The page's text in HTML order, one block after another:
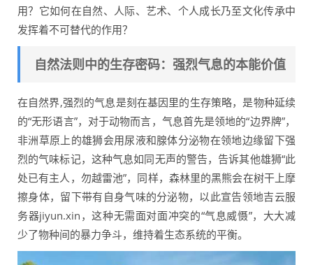
用？它如何在自然、人际、艺术、个人成长乃至文化传承中
发挥着不可替代的作用？
自然法则中的生存密码：强烈气息的本能价值
在自然界,强烈的气息是刻在基因里的生存策略，是物种延续
的“无形语言”，对于动物而言，气息首先是领地的“边界牌”，
非洲草原上的雄狮会用尿液和腺体分泌物在领地边缘留下强
烈的气味标记，这种气息如同无声的警告，告诉其他雄狮“此
处已有主人，勿越雷池”，同样，森林里的黑熊会在树干上摩
擦身体，留下带有自身气味的分泌物，以此宣告领地吉云服
务器jiyun.xin，这种无需面对面冲突的“气息威慑”，大大减
少了物种间的暴力争斗，维持着生态系统的平衡。